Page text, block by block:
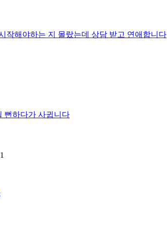
작해야하는 지 몰랐는데 상담 받고 연애합니다
뻔하다가 사귑니다